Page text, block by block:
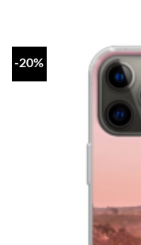
-20%